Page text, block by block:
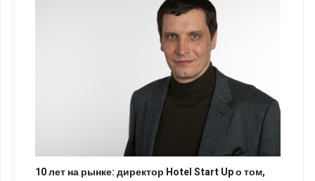
10 лет на рынке: директор Hotel Start Up о том,